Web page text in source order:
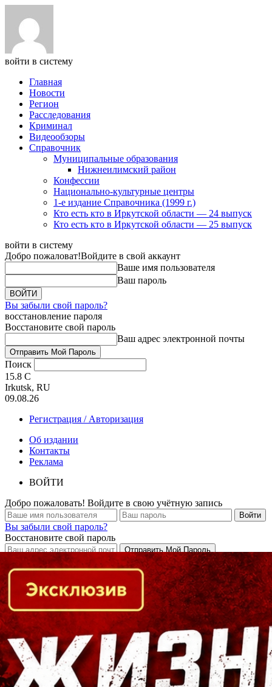
войти в систему
Главная
Новости
Регион
Расследования
Криминал
Видеообзоры
Справочник
Муниципальные образования
Нижнеилимский район
Конфессии
Национально-культурные центры
1-е издание Справочника (1999 г.)
Кто есть кто в Иркутской области — 24 выпуск
Кто есть кто в Иркутской области — 25 выпуск
войти в систему
Добро пожаловат!Войдите в свой аккаунт
Ваше имя пользователя
Ваш пароль
Вы забыли свой пароль?
восстановление пароля
Восстановите свой пароль
Ваш адрес электронной почты
Поиск
15.8 C
Irkutsk, RU
09.08.26
Регистрация / Авторизация
Об издании
Контакты
Реклама
ВОЙТИ
Добро пожаловать! Войдите в свою учётную запись
Вы забыли свой пароль?
Восстановите свой пароль
Кто есть кто в Байкальском регионе